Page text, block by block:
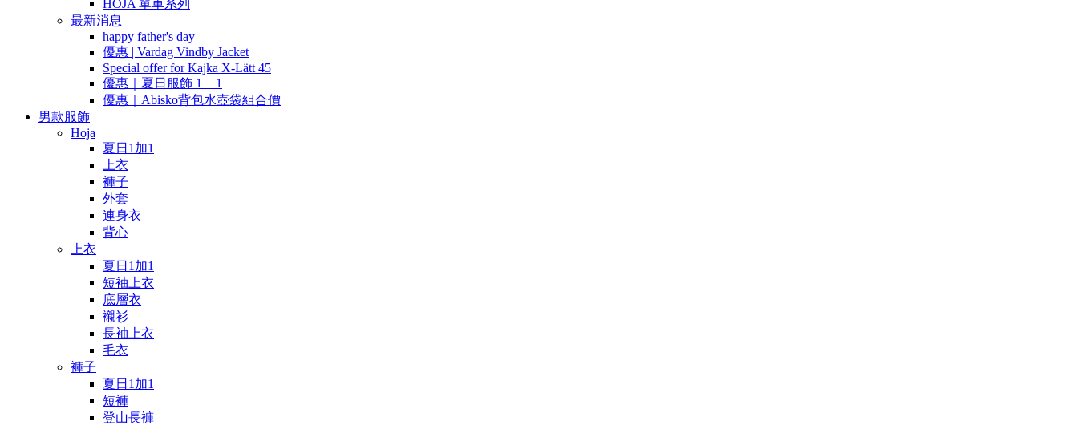
HOJA 單車系列
最新消息
happy father's day
優惠 | Vardag Vindby Jacket
Special offer for Kajka X-Lätt 45
優惠｜夏日服飾 1 + 1
優惠｜Abisko背包水壺袋組合價
男款服飾
Hoja
夏日1加1
上衣
褲子
外套
連身衣
背心
上衣
夏日1加1
短袖上衣
底層衣
襯衫
長袖上衣
毛衣
褲子
夏日1加1
短褲
登山長褲